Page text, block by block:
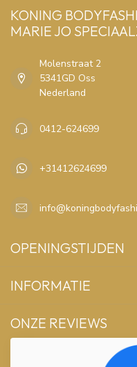
KONING
MARIE JO
Molenstraat 2
5341GD Oss
Nederland
0412-624699
+31412624699
OPENINGSTIJDEN
INFORMATIE
ONZE REVIEWS